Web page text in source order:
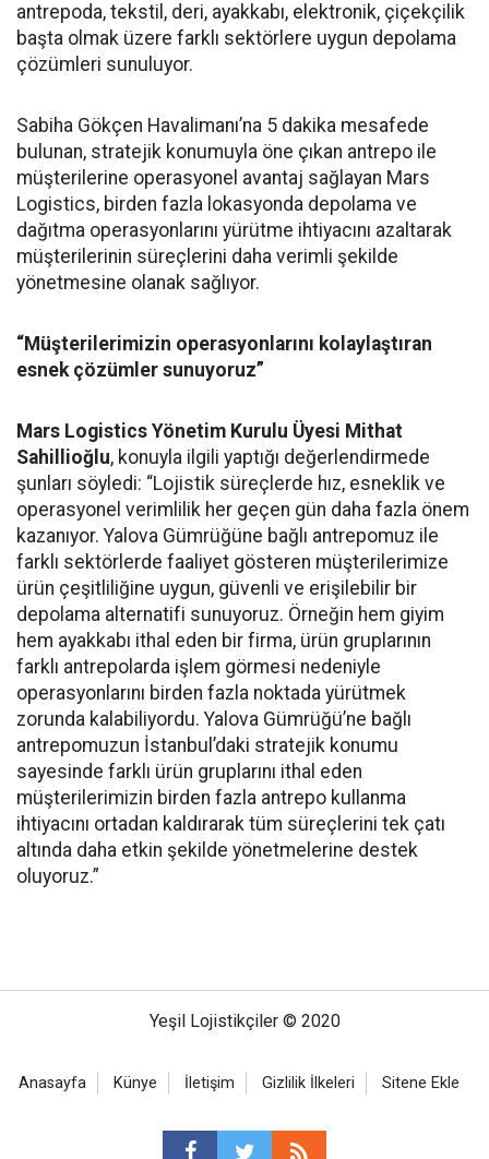
antrepoda, tekstil, deri, ayakkabı, elektronik, çiçekçilik
başta olmak üzere farklı sektörlere uygun depolama
çözümleri sunuluyor.
Sabiha Gökçen Havalimanı’na 5 dakika mesafede
bulunan, stratejik konumuyla öne çıkan antrepo ile
müşterilerine operasyonel avantaj sağlayan Mars
Logistics, birden fazla lokasyonda depolama ve
dağıtma operasyonlarını yürütme ihtiyacını azaltarak
müşterilerinin süreçlerini daha verimli şekilde
yönetmesine olanak sağlıyor.
“Müşterilerimizin operasyonlarını kolaylaştıran
esnek çözümler sunuyoruz”
Mars Logistics Yönetim Kurulu Üyesi Mithat
Sahillioğlu, konuyla ilgili yaptığı değerlendirmede
şunları söyledi: “Lojistik süreçlerde hız, esneklik ve
operasyonel verimlilik her geçen gün daha fazla önem
kazanıyor. Yalova Gümrüğüne bağlı antrepomuz ile
farklı sektörlerde faaliyet gösteren müşterilerimize
ürün çeşitliliğine uygun, güvenli ve erişilebilir bir
depolama alternatifi sunuyoruz. Örneğin hem giyim
hem ayakkabı ithal eden bir firma, ürün gruplarının
farklı antrepolarda işlem görmesi nedeniyle
operasyonlarını birden fazla noktada yürütmek
zorunda kalabiliyordu. Yalova Gümrüğü’ne bağlı
antrepomuzun İstanbul’daki stratejik konumu
sayesinde farklı ürün gruplarını ithal eden
müşterilerimizin birden fazla antrepo kullanma
ihtiyacını ortadan kaldırarak tüm süreçlerini tek çatı
altında daha etkin şekilde yönetmelerine destek
oluyoruz.”
Yeşil Lojistikçiler © 2020
Anasayfa Künye İletişim Gizlilik İlkeleri Sitene Ekle